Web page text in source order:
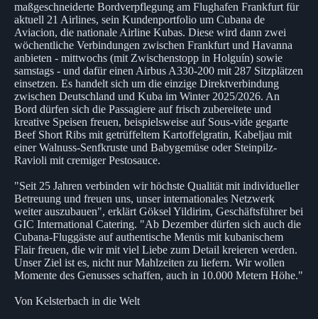
maßgeschneiderte Bordverpflegung am Flughafen Frankfurt für
aktuell 21 Airlines, sein Kundenportfolio um Cubana de
Aviacion, die nationale Airline Kubas. Diese wird dann zwei
wöchentliche Verbindungen zwischen Frankfurt und Havanna
anbieten - mittwochs (mit Zwischenstopp in Holguín) sowie
samstags - und dafür einen Airbus A330-200 mit 287 Sitzplätzen
einsetzen. Es handelt sich um die einzige Direktverbindung
zwischen Deutschland und Kuba im Winter 2025/2026. An
Bord dürfen sich die Passagiere auf frisch zubereitete und
kreative Speisen freuen, beispielsweise auf Sous-vide gegarte
Beef Short Ribs mit getrüffeltem Kartoffelgratin, Kabeljau mit
einer Walnuss-Senfkruste und Babygemüse oder Steinpilz-
Ravioli mit cremiger Pestosauce.
"Seit 25 Jahren verbinden wir höchste Qualität mit individueller
Betreuung und freuen uns, unser internationales Netzwerk
weiter auszubauen", erklärt Göksel Yildirim, Geschäftsführer bei
GIC International Catering. "Ab Dezember dürfen sich auch die
Cubana-Fluggäste auf authentische Menüs mit kubanischem
Flair freuen, die wir mit viel Liebe zum Detail kreieren werden.
Unser Ziel ist es, nicht nur Mahlzeiten zu liefern. Wir wollen
Momente des Genusses schaffen, auch in 10.000 Metern Höhe."
Von Kelsterbach in die Welt